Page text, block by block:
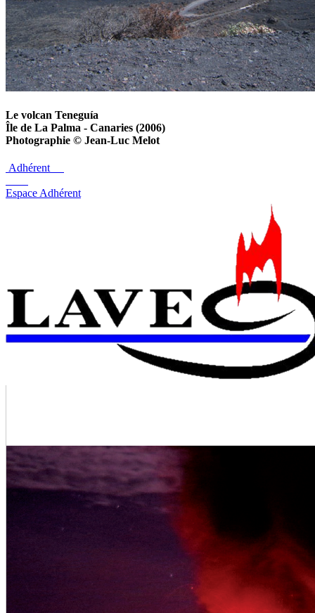
Le volcan Teneguía
Île de La Palma - Canaries (2006)
Photographie © Jean-Luc Melot
Adhérent
Espace Adhérent